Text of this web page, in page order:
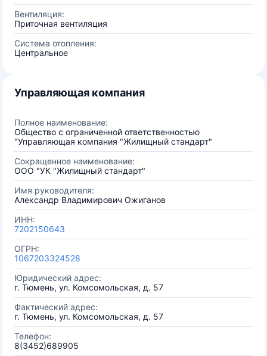
Вентиляция:
Приточная вентиляция
Система отопления:
Центральное
Управляющая компания
Полное наименование:
Общество с ограниченной ответственностью
"Управляющая компания "Жилищный стандарт"
Сокращенное наименование:
ООО "УК "Жилищный стандарт"
Имя руководителя:
Александр Владимирович Ожиганов
ИНН:
7202150643
ОГРН:
1067203324528
Юридический адрес:
г. Тюмень, ул. Комсомольская, д. 57
Фактический адрес:
г. Тюмень, ул. Комсомольская, д. 57
Телефон:
8(3452)689905